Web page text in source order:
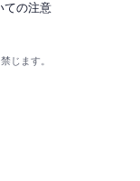
ての注意
じます。